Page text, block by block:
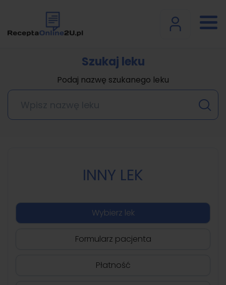
Szukaj leku
Podaj nazwę szukanego leku
INNY LEK
Wybierz lek
Formularz pacjenta
Płatność